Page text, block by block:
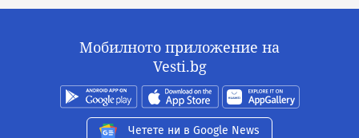
Мобилното приложение на
Vesti.bg
Четете ни в Google News